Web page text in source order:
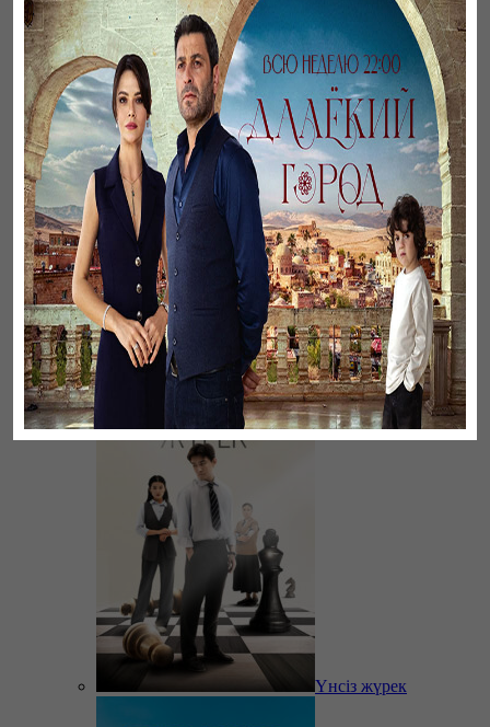
Әңгімесі ауылдың…
Үзілген жапырақтар
Үнсіз жүрек